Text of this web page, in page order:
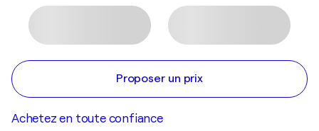
Proposer un prix
Achetez en toute confiance